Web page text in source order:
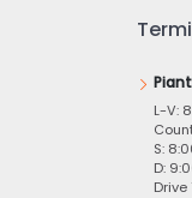
L-V:
S:
D:
Drive